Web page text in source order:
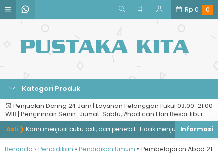
Rp 0 0
Kategori Produk
Penjualan Daring 24 Jam | Layanan Pelanggan Pukul 08.00-21.00
WIB | Pengiriman Senin-Jumat. Sabtu, Ahad dan Hari Besar libur
❯Kami menjual buku asli, dari penerbit. Tidak menjual buku
Beranda » Pendidikan » Pendidikan Umum » Pembelajaran Abad 21